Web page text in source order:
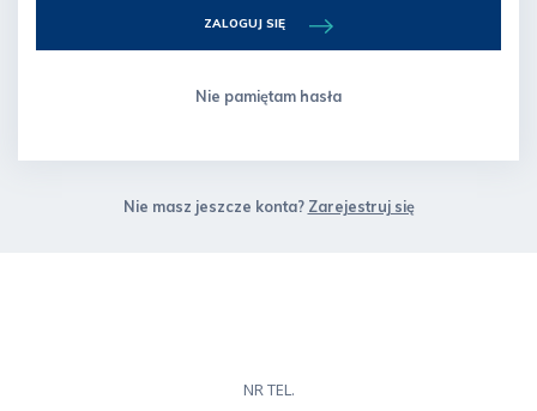
ZALOGUJ SIĘ
Nie pamiętam hasła
Nie masz jeszcze konta? Zarejestruj się
NR TEL.